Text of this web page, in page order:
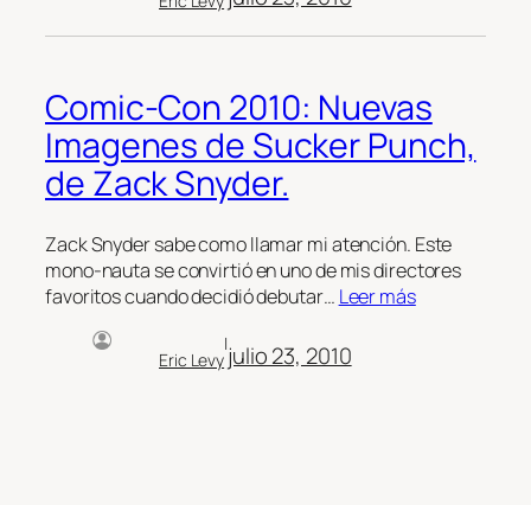
Comic-Con 2010: Nuevas
Imagenes de Sucker Punch,
de Zack Snyder.
Zack Snyder sabe como llamar mi atención. Este
mono-nauta se convirtió en uno de mis directores
favoritos cuando decidió debutar… Leer más
Eric Levy
|julio 23, 2010